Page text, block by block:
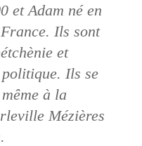
et Adam né en
Ils sont
et
Ils se
à la
Mézières